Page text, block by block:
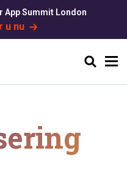
Zoeken
App Summit London
u nu